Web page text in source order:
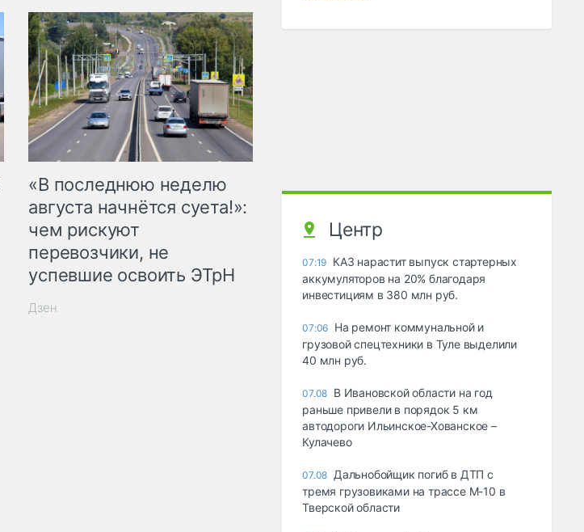
«В последнюю неделю
августа начнётся суета!»:
чем рискуют
перевозчики, не
успевшие освоить ЭТрН
Дзен
Центр
07:19 КАЗ нарастит выпуск стартерных
аккумуляторов на 20% благодаря
инвестициям в 380 млн руб.
07:06 На ремонт коммунальной и
грузовой спецтехники в Туле выделили
40 млн руб.
07.08 В Ивановской области на год
раньше привели в порядок 5 км
автодороги Ильинское-Хованское –
Кулачево
07.08 Дальнобойщик погиб в ДТП с
тремя грузовиками на трассе М-10 в
Тверской области